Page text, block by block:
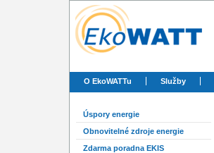
O EkoWATTu Služby
Úspory energie
Obnovitelné zdroje energie
Zdarma poradna EKIS